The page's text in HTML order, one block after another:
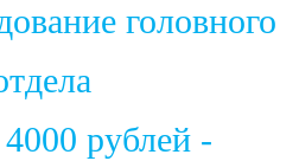
головного
рублей -